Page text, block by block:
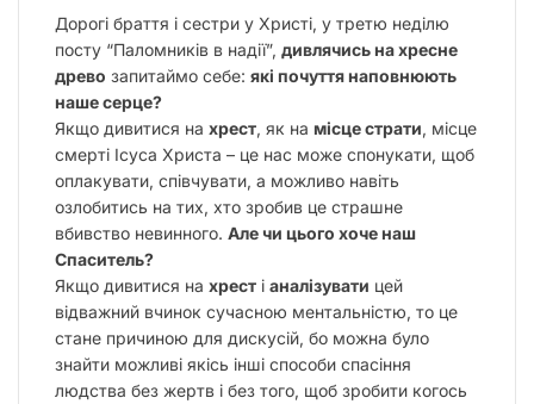
Дорогі браття і сестри у Христі, у третю неділю
посту “Паломників в надії”, дивлячись на хресне
древо запитаймо себе: які почуття наповнюють
наше серце?
Якщо дивитися на хрест, як на місце страти, місце
смерті Ісуса Христа – це нас може спонукати, щоб
оплакувати, співчувати, а можливо навіть
озлобитись на тих, хто зробив це страшне
вбивство невинного. Але чи цього хоче наш
Спаситель?
Якщо дивитися на хрест і аналізувати цей
відважний вчинок сучасною ментальністю, то це
стане причиною для дискусій, бо можна було
знайти можливі якісь інші способи спасіння
людства без жертв і без того, щоб зробити когось